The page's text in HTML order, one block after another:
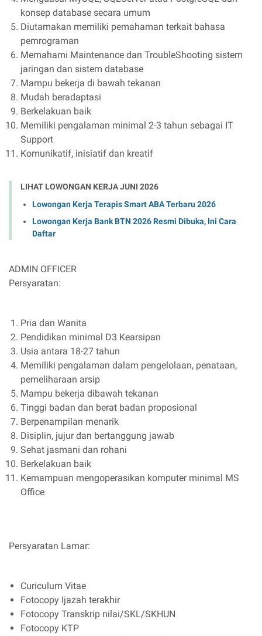
konsep database secara umum
Diutamakan memiliki pemahaman terkait bahasa
pemrograman
Memahami Maintenance dan TroubleShooting sistem
jaringan dan sistem database
Mampu bekerja di bawah tekanan
Mudah beradaptasi
Berkelakuan baik
Memiliki pengalaman minimal 2-3 tahun sebagai IT
Support
Komunikatif, inisiatif dan kreatif
LIHAT LOWONGAN KERJA JUNI 2026
Lowongan Kerja Terapis Smart ABA Terbaru 2026
Lowongan Kerja Bank BTN 2026 Resmi Dibuka, Ini Cara
Daftar
ADMIN OFFICER
Persyaratan:
Pria dan Wanita
Pendidikan minimal D3 Kearsipan
Usia antara 18-27 tahun
Memiliki pengalaman dalam pengelolaan, penataan,
pemeliharaan arsip
Mampu bekerja dibawah tekanan
Tinggi badan dan berat badan proposional
Berpenampilan menarik
Disiplin, jujur dan bertanggung jawab
Sehat jasmani dan rohani
Berkelakuan baik
Kemampuan mengoperasikan komputer minimal MS
Office
Persyaratan Lamar:
Curiculum Vitae
Fotocopy Ijazah terakhir
Fotocopy Transkrip nilai/SKL/SKHUN
Fotocopy KTP